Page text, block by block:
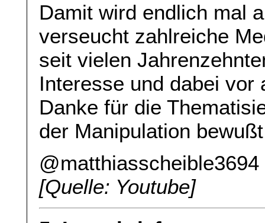
Damit wird endlich mal
verseucht zahlreiche
seit vielen
Interesse und dabei
Danke für die
der Manipulation bewußt
@matthiasscheible3694
[Quelle: Youtube]